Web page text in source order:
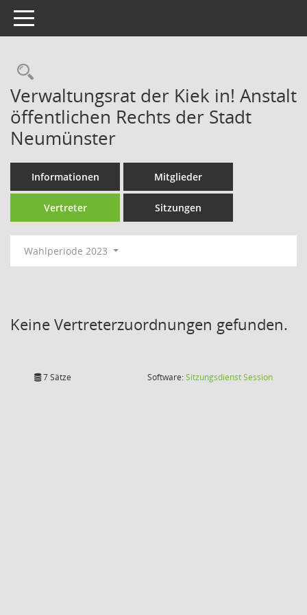
Toggle navigation
Rechercheauswahl
Verwaltungsrat der Kiek in! Anstalt
öffentlichen Rechts der Stadt
Neumünster
Informationen Mitglieder
Vertreter Sitzungen
Wahlperiode 2023
Keine Vertreterzuordnungen gefunden.
7 Sätze Software:SitzungsdienstSession(Wird in